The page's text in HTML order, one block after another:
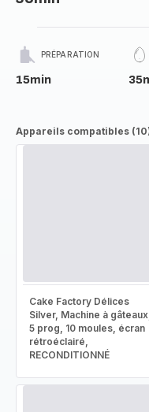
PRÉPARATION
15min
Appareils compatibles
Cake Factory Délices
Silver, Machine à
5 prog, 10 moules, écran
rétroéclairé,
RECONDITIONNÉ